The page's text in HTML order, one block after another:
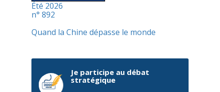
Été 2026
n° 892
Quand la Chine dépasse le monde
Je participe au débat
stratégique